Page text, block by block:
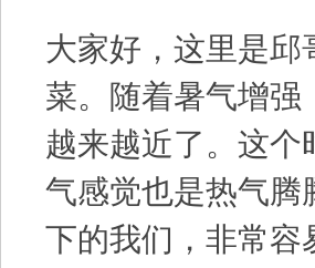
大家好，这里是
菜。随着暑气增强
越来越近了。这
气感觉也是热气腾
下的我们，非常容